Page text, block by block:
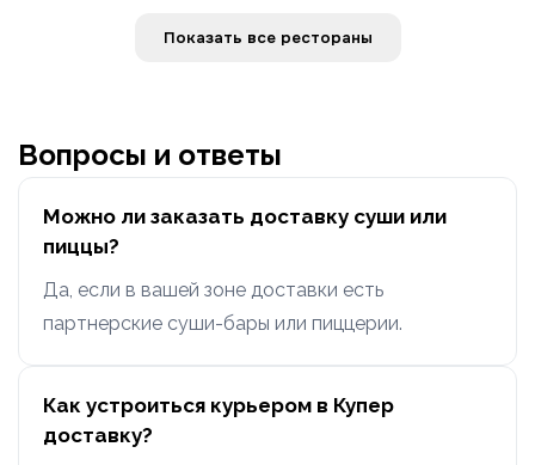
Показать все рестораны
Вопросы и ответы
Можно ли заказать доставку суши или
пиццы?
Да, если в вашей зоне доставки есть
партнерские суши-бары или пиццерии.
Как устроиться курьером в Купер
доставку?